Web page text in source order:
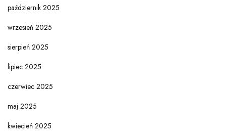
październik 2025
wrzesień 2025
sierpień 2025
lipiec 2025
czerwiec 2025
maj 2025
kwiecień 2025